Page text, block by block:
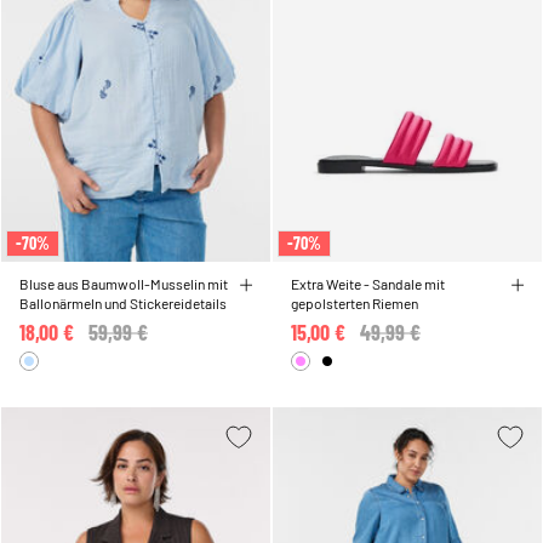
-70%
Bluse aus Baumwoll-Musselin mit
Ballonärmeln und Stickereidetails
Price reduced from
59,99 €
18,00 €
-70%
Extra Weite - Sandale mit
gepolsterten Riemen
Price reduced from
49,99 €
15,00 €